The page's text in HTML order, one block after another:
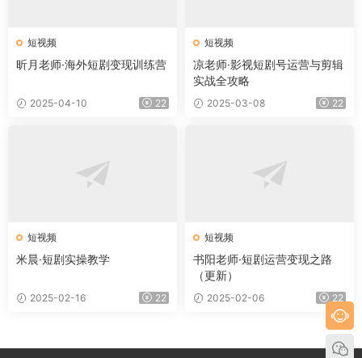
短视频
昕月老师·海外短剧变现训练营
2025-04-10 22
短视频
凉老师·影视短剧号运营与剪辑
实战全攻略
2025-03-08 22
短视频
米晨·短剧实操教学
2025-02-16 22
短视频
书阳老师·短剧运营变现之路
（更新）
2025-02-06 22